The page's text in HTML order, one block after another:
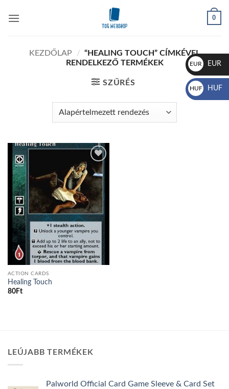
0
KEZDŐLAP / “HEALING TOUCH” CÍMKÉVEL
RENDELKEZŐ TERMÉKEK
SZŰRÉS
Add to
wishlist
ACTION CARDS
Healing Touch
80Ft
LEÚJABB TERMÉKEK
Palworld Official Card Game Sleeve & Card Set
EUR
€
EUR
HUF
Ft
HUF